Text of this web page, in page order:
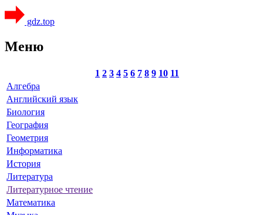
gdz.top
Меню
1 2 3 4 5 6 7 8 9 10 11
Алгебра
Английский язык
Биология
География
Геометрия
Информатика
История
Литература
Литературное чтение
Математика